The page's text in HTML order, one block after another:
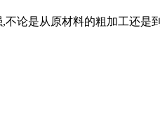
论是从原材料的粗加工还